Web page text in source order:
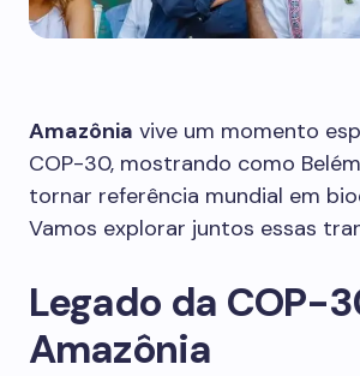
Amazônia vive um momento
COP-30, mostrando como
tornar referência mundial em
Vamos explorar juntos essas
Legado da COP-
Amazônia